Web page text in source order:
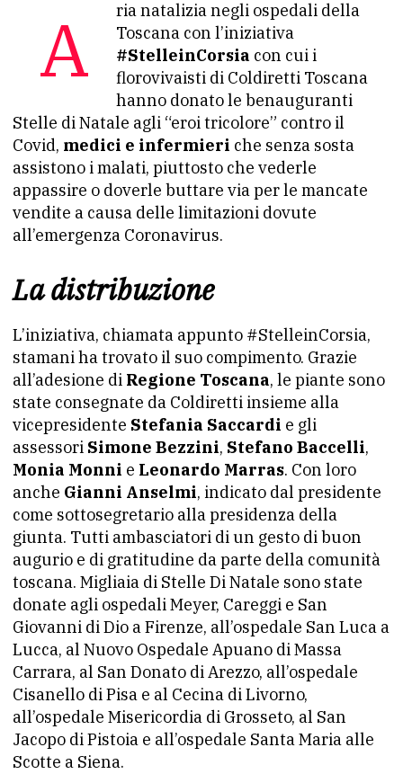
Aria natalizia negli ospedali della
Toscana con l’iniziativa
#StelleinCorsia con cui i
florovivaisti di Coldiretti Toscana
hanno donato le benauguranti
Stelle di Natale agli “eroi tricolore” contro il
Covid, medici e infermieri che senza sosta
assistono i malati, piuttosto che vederle
appassire o doverle buttare via per le mancate
vendite a causa delle limitazioni dovute
all’emergenza Coronavirus.
La distribuzione
L’iniziativa, chiamata appunto #StelleinCorsia,
stamani ha trovato il suo compimento. Grazie
all’adesione di Regione Toscana, le piante sono
state consegnate da Coldiretti insieme alla
vicepresidente Stefania Saccardi e gli
assessori Simone Bezzini, Stefano Baccelli,
Monia Monni e Leonardo Marras. Con loro
anche Gianni Anselmi, indicato dal presidente
come sottosegretario alla presidenza della
giunta. Tutti ambasciatori di un gesto di buon
augurio e di gratitudine da parte della comunità
toscana. Migliaia di Stelle Di Natale sono state
donate agli ospedali Meyer, Careggi e San
Giovanni di Dio a Firenze, all’ospedale San Luca a
Lucca, al Nuovo Ospedale Apuano di Massa
Carrara, al San Donato di Arezzo, all’ospedale
Cisanello di Pisa e al Cecina di Livorno,
all’ospedale Misericordia di Grosseto, al San
Jacopo di Pistoia e all’ospedale Santa Maria alle
Scotte a Siena.